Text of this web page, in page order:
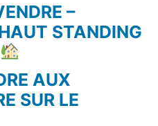
–
STANDING
AUX
SUR LE